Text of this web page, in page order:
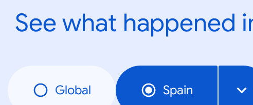
See what happened
Global Spain